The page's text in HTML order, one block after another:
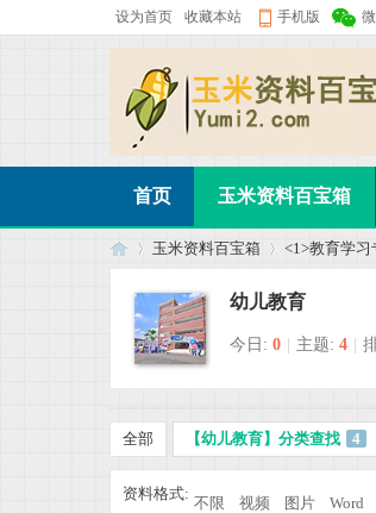
设为首页 收藏本站 手机版
首页 玉米资料百宝箱
»
玉米资料百宝箱
›
<1>教育学习
幼儿教育
今日: 0 主题: 4
全部 【幼儿教育】分类查找 4
资料格式:
不限 视频 图片 Word